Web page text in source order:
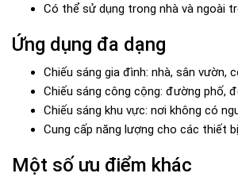
Có thể sử dụng trong nhà và ngoài
Ứng dụng đa dạng
Chiếu sáng gia đình: nhà, sân vườn,
Chiếu sáng công cộng: đường phố,
Chiếu sáng khu vực: nơi không có
Cung cấp năng lượng cho các thiết
Một số ưu điểm khác